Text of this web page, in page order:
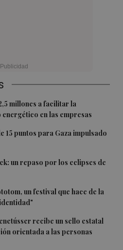
millones a facilitar la
en las empresas
15 puntos para Gaza impulsado
un repaso por los eclipses de
un festival que hace de la
recibe un sello estatal
orientada a las personas